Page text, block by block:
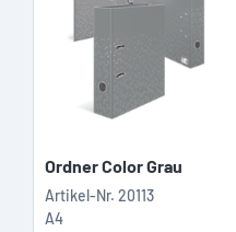
Ordner Color Grau
Artikel-Nr. 20113
A4